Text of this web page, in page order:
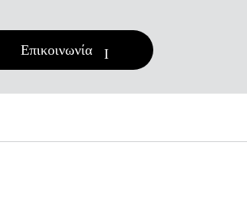
Επικοινωνία